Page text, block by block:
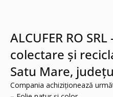
ALCUFER RO
colectare și
Satu Mare,
Compania achiziţionează